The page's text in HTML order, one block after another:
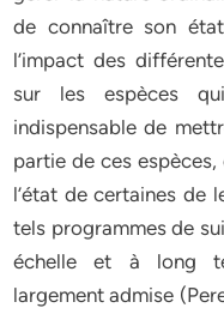
de connaître son
l’impact des
sur les espèces
indispensable de
partie de ces
l’état de certaines de
tels programmes de
échelle et à long
largement admise